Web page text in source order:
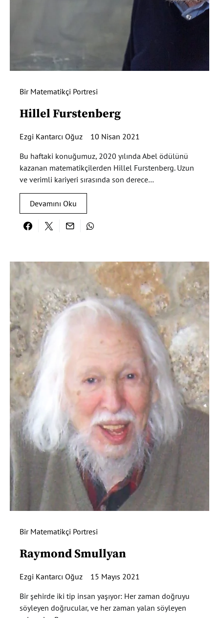
Bir Matematikçi Portresi
Hillel Furstenberg
Ezgi Kantarcı Oğuz
10 Nisan 2021
Bu haftaki konuğumuz, 2020 yılında Abel ödülünü
kazanan matematikçilerden Hillel Furstenberg. Uzun
ve verimli kariyeri sırasında son derece…
Devamını Oku
Bir Matematikçi Portresi
Raymond Smullyan
Ezgi Kantarcı Oğuz
15 Mayıs 2021
Bir şehirde iki tip insan yaşıyor: Her zaman doğruyu
söyleyen doğrucular, ve her zaman yalan söyleyen